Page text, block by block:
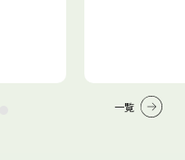
一覧